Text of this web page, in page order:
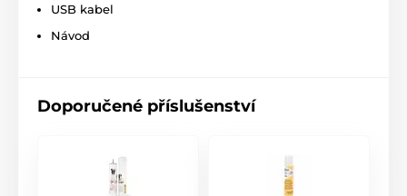
nebude jeho nošení nepříjemné. Obojek
si snadno nastavíte
pro obvod krku až 60 cm.
USB kabel
Návod
Doporučené příslušenství